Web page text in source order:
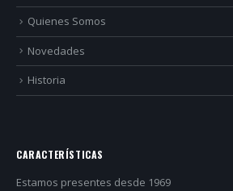
Quienes Somos
Novedades
Historia
CARACTERÍSTICAS
Estamos presentes desde 1969